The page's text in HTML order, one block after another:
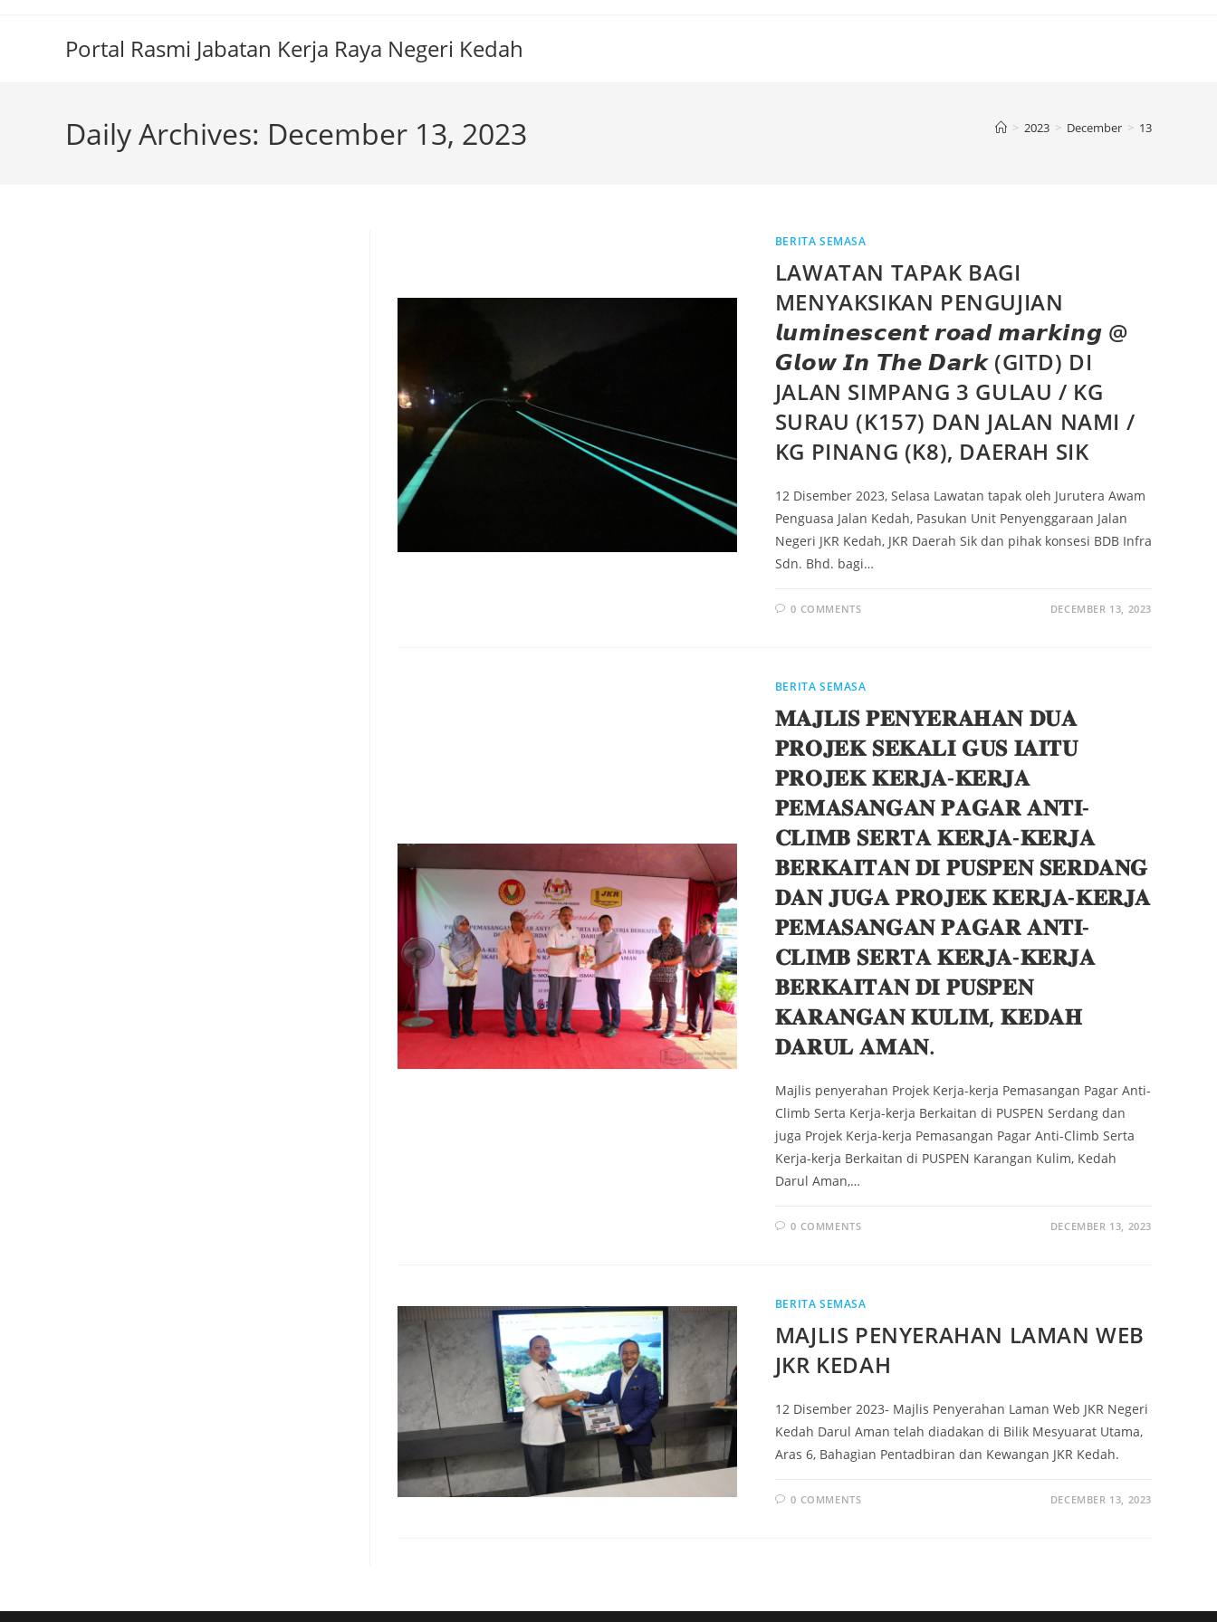
Portal Rasmi Jabatan Kerja Raya Negeri Kedah
Daily Archives: December 13, 2023 > 2023 > December > 13
BERITA SEMASA
LAWATAN TAPAK BAGI
MENYAKSIKAN PENGUJIAN
𝙡𝙪𝙢𝙞𝙣𝙚𝙨𝙘𝙚𝙣𝙩 𝙧𝙤𝙖𝙙 𝙢𝙖𝙧𝙠𝙞𝙣𝙜 @
𝙂𝙡𝙤𝙬 𝙄𝙣 𝙏𝙝𝙚 𝘿𝙖𝙧𝙠 (GITD) DI
JALAN SIMPANG 3 GULAU / KG
SURAU (K157) DAN JALAN NAMI /
KG PINANG (K8), DAERAH SIK
12 Disember 2023, Selasa Lawatan tapak oleh Jurutera Awam
Penguasa Jalan Kedah, Pasukan Unit Penyenggaraan Jalan
Negeri JKR Kedah, JKR Daerah Sik dan pihak konsesi BDB Infra
Sdn. Bhd. bagi…
0 COMMENTS DECEMBER 13, 2023
BERITA SEMASA
𝐌𝐀𝐉𝐋𝐈𝐒 𝐏𝐄𝐍𝐘𝐄𝐑𝐀𝐇𝐀𝐍 𝐃𝐔𝐀
𝐏𝐑𝐎𝐉𝐄𝐊 𝐒𝐄𝐊𝐀𝐋𝐈 𝐆𝐔𝐒 𝐈𝐀𝐈𝐓𝐔
𝐏𝐑𝐎𝐉𝐄𝐊 𝐊𝐄𝐑𝐉𝐀-𝐊𝐄𝐑𝐉𝐀
𝐏𝐄𝐌𝐀𝐒𝐀𝐍𝐆𝐀𝐍 𝐏𝐀𝐆𝐀𝐑 𝐀𝐍𝐓𝐈-
𝐂𝐋𝐈𝐌𝐁 𝐒𝐄𝐑𝐓𝐀 𝐊𝐄𝐑𝐉𝐀-𝐊𝐄𝐑𝐉𝐀
𝐁𝐄𝐑𝐊𝐀𝐈𝐓𝐀𝐍 𝐃𝐈 𝐏𝐔𝐒𝐏𝐄𝐍 𝐒𝐄𝐑𝐃𝐀𝐍𝐆
𝐃𝐀𝐍 𝐉𝐔𝐆𝐀 𝐏𝐑𝐎𝐉𝐄𝐊 𝐊𝐄𝐑𝐉𝐀-𝐊𝐄𝐑𝐉𝐀
𝐏𝐄𝐌𝐀𝐒𝐀𝐍𝐆𝐀𝐍 𝐏𝐀𝐆𝐀𝐑 𝐀𝐍𝐓𝐈-
𝐂𝐋𝐈𝐌𝐁 𝐒𝐄𝐑𝐓𝐀 𝐊𝐄𝐑𝐉𝐀-𝐊𝐄𝐑𝐉𝐀
𝐁𝐄𝐑𝐊𝐀𝐈𝐓𝐀𝐍 𝐃𝐈 𝐏𝐔𝐒𝐏𝐄𝐍
𝐊𝐀𝐑𝐀𝐍𝐆𝐀𝐍 𝐊𝐔𝐋𝐈𝐌, 𝐊𝐄𝐃𝐀𝐇
𝐃𝐀𝐑𝐔𝐋 𝐀𝐌𝐀𝐍.
Majlis penyerahan Projek Kerja-kerja Pemasangan Pagar Anti-
Climb Serta Kerja-kerja Berkaitan di PUSPEN Serdang dan
juga Projek Kerja-kerja Pemasangan Pagar Anti-Climb Serta
Kerja-kerja Berkaitan di PUSPEN Karangan Kulim, Kedah
Darul Aman,…
0 COMMENTS DECEMBER 13, 2023
BERITA SEMASA
MAJLIS PENYERAHAN LAMAN WEB
JKR KEDAH
12 Disember 2023- Majlis Penyerahan Laman Web JKR Negeri
Kedah Darul Aman telah diadakan di Bilik Mesyuarat Utama,
Aras 6, Bahagian Pentadbiran dan Kewangan JKR Kedah.
0 COMMENTS DECEMBER 13, 2023